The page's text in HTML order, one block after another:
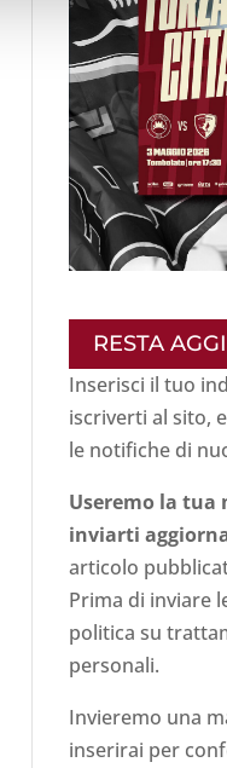
RESTA
Inserisci il tuo
iscriverti al sito,
le notifiche di
Useremo la tua
inviarti
articolo
Prima di inviare
politica su
personali.
Invieremo una
inserirai per